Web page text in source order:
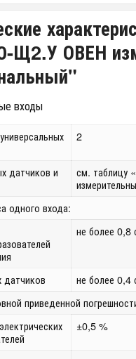
Щ2.У ОВЕН
входы
2
датчиков и
см. таблицу
одного входа:
не более 0,8
датчиков
не более 0,4
приведенной
±0,5 %